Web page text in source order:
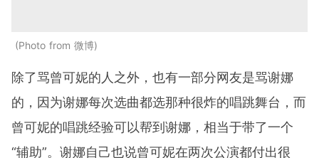
Photo from 微博
除了骂曾可妮的人之外，也有一部分网友是骂谢娜
的，因为谢娜每次选曲都选那种很炸的唱跳舞台，而
曾可妮的唱跳经验可以帮到谢娜，相当于带了一个
“辅助”。谢娜自己也说曾可妮在两次公演都付出很